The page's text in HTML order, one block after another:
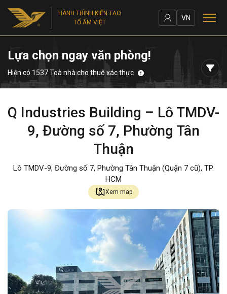
HÀNH TRÌNH KIẾN TẠO
TỔ ẤM VIỆT
VN
Lựa chọn ngay văn phòng!
Hiện có 1537 Toà nhà cho thuê xác thực
Q Industries Building – Lô TMDV-
9, Đường số 7, Phường Tân
Thuận
Lô TMDV-9, Đường số 7, Phường Tân Thuận (Quận 7 cũ), TP.
HCM
Xem map